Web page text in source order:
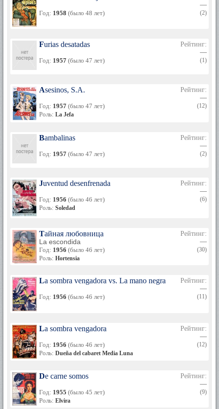
Год: 1958 (было 48 лет)
—
(2)
Furias desatadas
Год: 1957 (было 47 лет)
Рейтинг:
—
(1)
Asesinos, S.A.
Год: 1957 (было 47 лет)
Роль: La Jefa
Рейтинг:
—
(12)
Bambalinas
Год: 1957 (было 47 лет)
Рейтинг:
—
(2)
Juventud desenfrenada
Год: 1956 (было 46 лет)
Роль: Soledad
Рейтинг:
—
(6)
Тайная любовница
La escondida
Год: 1956 (было 46 лет)
Роль: Hortensia
Рейтинг:
—
(30)
La sombra vengadora vs. La mano negra
Год: 1956 (было 46 лет)
Рейтинг:
—
(11)
La sombra vengadora
Год: 1956 (было 46 лет)
Роль: Dueña del cabaret Media Luna
Рейтинг:
—
(12)
De carne somos
Год: 1955 (было 45 лет)
Роль: Elvira
Рейтинг:
—
(9)